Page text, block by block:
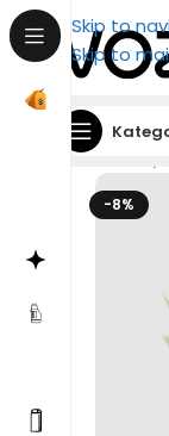
Skip to
Skip to
Ana Sayfa
-8%